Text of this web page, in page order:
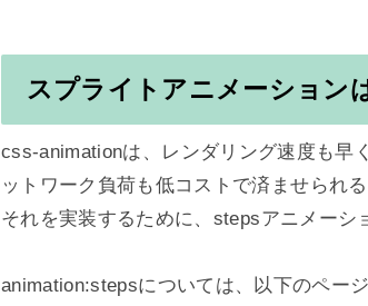
スプライトアニメーション
css-animationは、レンダリング速度も早
ットワーク負荷も低コストで済ませられる
それを実装するために、stepsアニメーシ
animation:stepsについては、以下のペー